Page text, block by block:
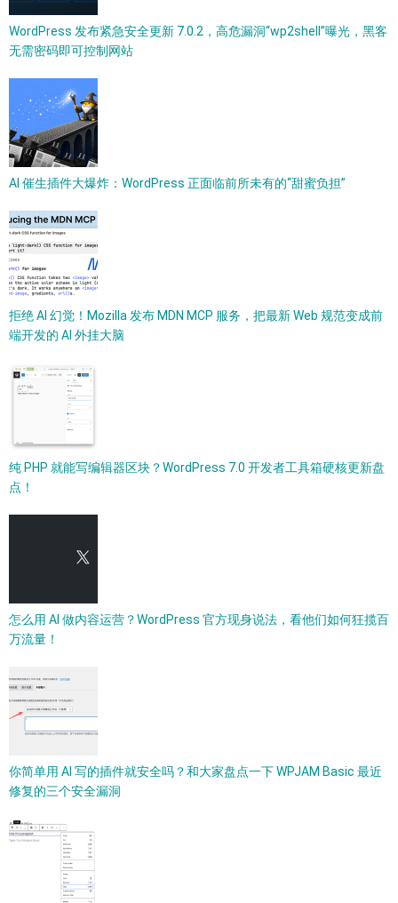
WordPress 发布紧急安全更新 7.0.2，高危漏洞“wp2shell”曝光，黑客
无需密码即可控制网站
AI 催生插件大爆炸：WordPress 正面临前所未有的“甜蜜负担”
拒绝 AI 幻觉！Mozilla 发布 MDN MCP 服务，把最新 Web 规范变成前
端开发的 AI 外挂大脑
纯 PHP 就能写编辑器区块？WordPress 7.0 开发者工具箱硬核更新盘
点！
怎么用 AI 做内容运营？WordPress 官方现身说法，看他们如何狂揽百
万流量！
你简单用 AI 写的插件就安全吗？和大家盘点一下 WPJAM Basic 最近
修复的三个安全漏洞